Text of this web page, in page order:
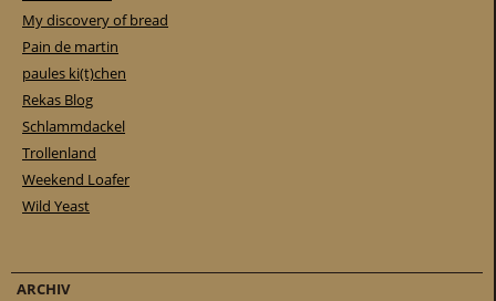
My discovery of bread
Pain de martin
paules ki(t)chen
Rekas Blog
Schlammdackel
Trollenland
Weekend Loafer
Wild Yeast
ARCHIV